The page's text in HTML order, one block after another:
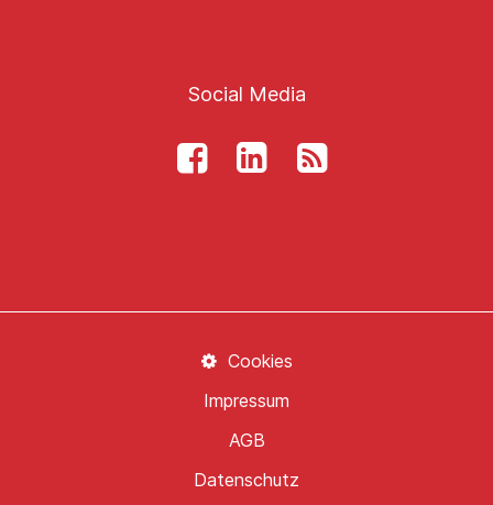
Social Media
Datenschutz
AGB
Impressum
Cookies